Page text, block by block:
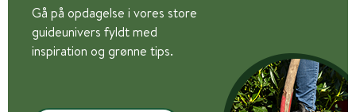
Gå på opdagelse i vores store
guideunivers fyldt med
inspiration og grønne tips.